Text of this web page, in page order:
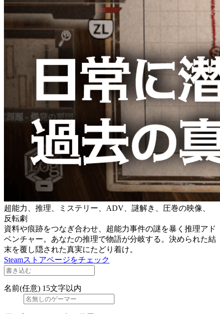
超能力、推理、ミステリー、ADV、謎解き、圧巻の映像、
反転劇
資料や痕跡をつなぎ合わせ、超能力事件の謎を暴く推理アド
ベンチャー。あなたの推理で物語が分岐する。決められた結
末を覆し隠された真実にたどり着け。
Steamストアページをチェック
名前(任意) 15文字以内